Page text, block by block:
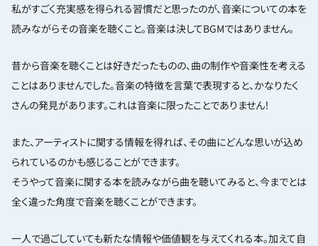
私がすごく充実感を得られる習慣だと思ったのが、音楽についての本を
読みながらその音楽を聴くこと。音楽は決してBGMではありません。
昔から音楽を聴くことは好きだったものの、曲の制作や音楽性を考える
ことはありませんでした。音楽の特徴を言葉で表現すると、かなりたく
さんの発見があります。これは音楽に限ったことでありません！
また、アーティストに関する情報を得れば、その曲にどんな思いが込め
られているのかも感じることができます。
そうやって音楽に関する本を読みながら曲を聴いてみると、今までとは
全く違った角度で音楽を聴くことができます。
一人で過ごしていても新たな情報や価値観を与えてくれる本。加えて自